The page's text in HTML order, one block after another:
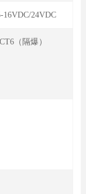
16VDC/24VDC
（隔爆）